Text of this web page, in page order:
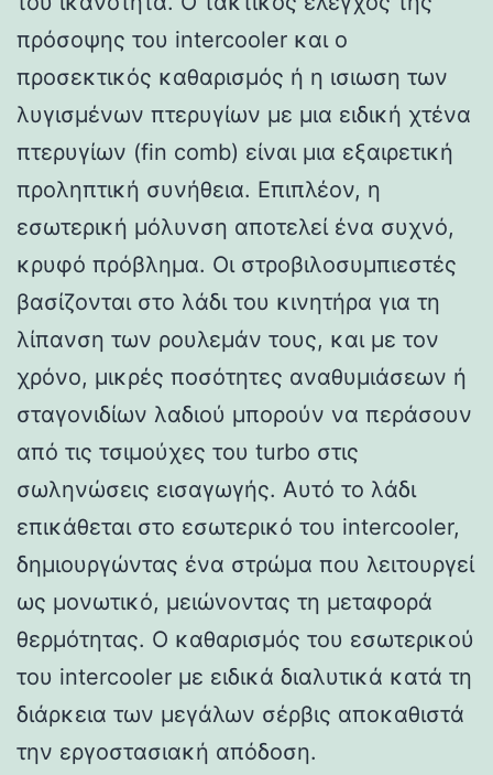
πρόσοψης του intercooler και ο
προσεκτικός καθαρισμός ή η ισιωση των
λυγισμένων πτερυγίων με μια ειδική χτένα
πτερυγίων (fin comb) είναι μια εξαιρετική
προληπτική συνήθεια. Επιπλέον, η
εσωτερική μόλυνση αποτελεί ένα συχνό,
κρυφό πρόβλημα. Οι στροβιλοσυμπιεστές
βασίζονται στο λάδι του κινητήρα για τη
λίπανση των ρουλεμάν τους, και με τον
χρόνο, μικρές ποσότητες αναθυμιάσεων ή
σταγονιδίων λαδιού μπορούν να περάσουν
από τις τσιμούχες του turbo στις
σωληνώσεις εισαγωγής. Αυτό το λάδι
επικάθεται στο εσωτερικό του intercooler,
δημιουργώντας ένα στρώμα που λειτουργεί
ως μονωτικό, μειώνοντας τη μεταφορά
θερμότητας. Ο καθαρισμός του εσωτερικού
του intercooler με ειδικά διαλυτικά κατά τη
διάρκεια των μεγάλων σέρβις αποκαθιστά
την εργοστασιακή απόδοση.